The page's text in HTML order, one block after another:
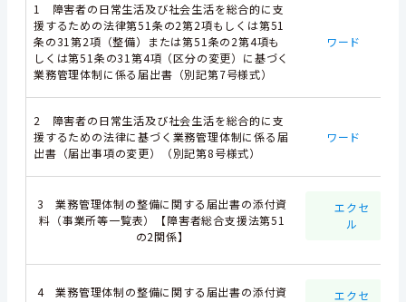
1 障害者の日常生活及び社会生活を総合的に支
援するための法律第51条の2第2項もしくは第51
条の31第2項（整備）または第51条の2第4項も
しくは第51条の31第4項（区分の変更）に基づく
業務管理体制に係る届出書（別記第7号様式）
ワード
2 障害者の日常生活及び社会生活を総合的に支
援するための法律に基づく業務管理体制に係る届
出書（届出事項の変更）（別記第8号様式）
ワード
3 業務管理体制の整備に関する届出書の添付資
料（事業所等一覧表）【障害者総合支援法第51
の2関係】
エクセ
ル
4 業務管理体制の整備に関する届出書の添付資
エクセ